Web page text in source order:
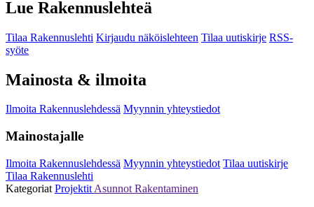
Lue Rakennuslehteä
Tilaa Rakennuslehti Kirjaudu näköislehteen Tilaa uutiskirje RSS-
syöte
Mainosta & ilmoita
Ilmoita Rakennuslehdessä Myynnin yhteystiedot
Mainostajalle
Ilmoita Rakennuslehdessä Myynnin yhteystiedot Tilaa uutiskirje
Tilaa Rakennuslehti
Kategoriat Projektit Asunnot Rakentaminen